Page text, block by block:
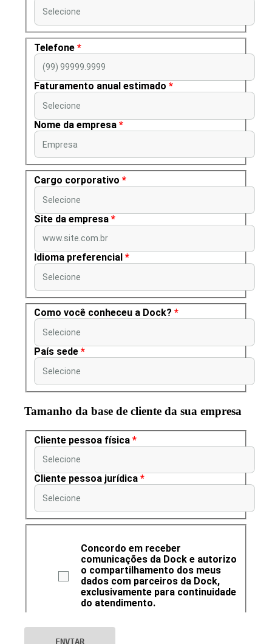
Selecione
Telefone *
(99) 99999.9999
Faturamento anual estimado *
Selecione
Nome da empresa *
Empresa
Cargo corporativo *
Selecione
Site da empresa *
www.site.com.br
Idioma preferencial *
Selecione
Como você conheceu a Dock? *
Selecione
País sede *
Selecione
Tamanho da base de cliente da sua empresa
Cliente pessoa física *
Selecione
Cliente pessoa jurídica *
Selecione
Concordo em receber
comunicações da Dock e autorizo
o compartilhamento dos meus
dados com parceiros da Dock,
exclusivamente para continuidade
do atendimento.